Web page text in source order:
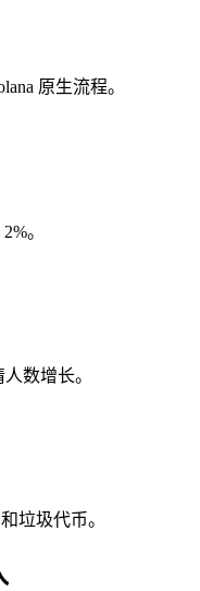
原生流程。
。
数增长。
垃圾代币。